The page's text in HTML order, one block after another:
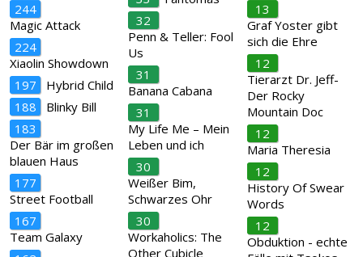
244
Magic Attack
224
Xiaolin Showdown
197
Hybrid Child
188
Blinky Bill
183
Der Bär im großen
blauen Haus
177
Street Football
167
Team Galaxy
32
Penn & Teller: Fool
Us
31
Banana Cabana
31
My Life Me – Mein
Leben und ich
30
Weißer Bim,
Schwarzes Ohr
30
Workaholics: The
Other Cubicle
13
Graf Yoster gibt
sich die Ehre
12
Tierarzt Dr. Jeff-
Der Rocky
Mountain Doc
12
Maria Theresia
12
History Of Swear
Words
12
Obduktion - echte